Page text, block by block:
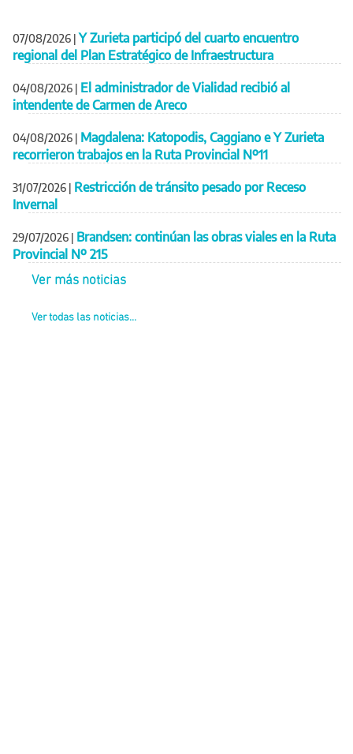
07/08/2026 | Y Zurieta participó del cuarto encuentro
regional del Plan Estratégico de Infraestructura
04/08/2026 | El administrador de Vialidad recibió al
intendente de Carmen de Areco
04/08/2026 | Magdalena: Katopodis, Caggiano e Y Zurieta
recorrieron trabajos en la Ruta Provincial Nº11
31/07/2026 | Restricción de tránsito pesado por Receso
Invernal
29/07/2026 | Brandsen: continúan las obras viales en la Ruta
Provincial Nº 215
Ver más noticias
Ver todas las noticias...